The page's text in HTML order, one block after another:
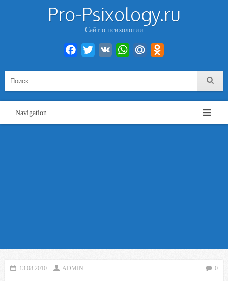
Pro-Psixology.ru
Сайт о психологии
Facebook
Twitter VK WhatsAppMail.Ru
Navigation
13.08.2010 ADMIN 0